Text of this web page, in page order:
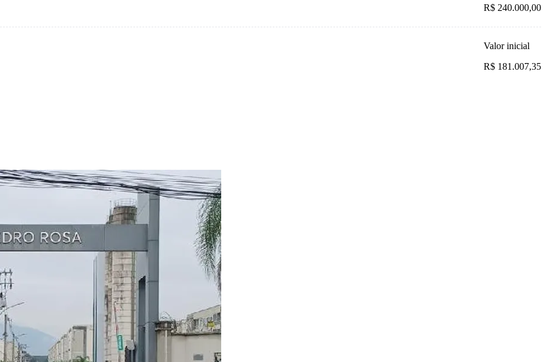
R$ 240.000,00
Valor inicial
R$ 181.007,35